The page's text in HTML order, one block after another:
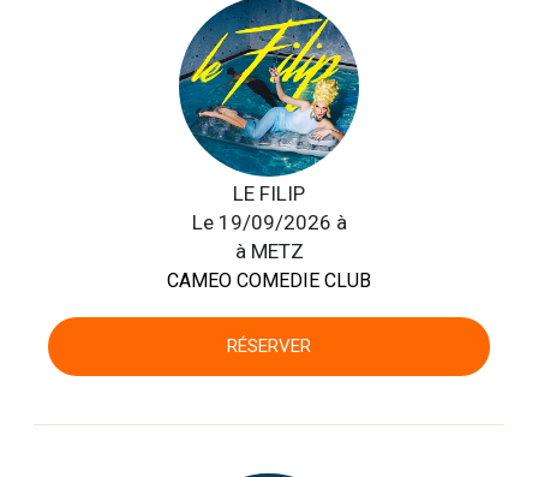
LE FILIP
Le 19/09/2026 à
à METZ
CAMEO COMEDIE CLUB
RÉSERVER